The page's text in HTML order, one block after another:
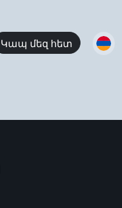
Կապ մեզ հետ